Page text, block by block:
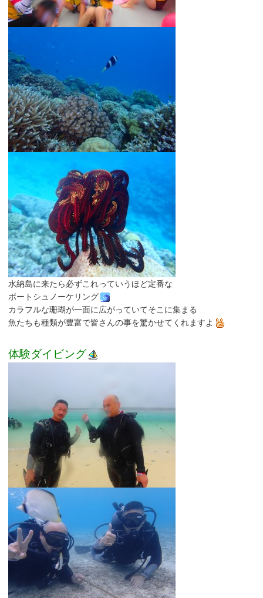
水納島に来たら必ずこれっていうほど定番な
ボートシュノーケリング
カラフルな珊瑚が一面に広がっていてそこに集まる
魚たちも種類が豊富で皆さんの事を驚かせてくれますよ
体験ダイビング